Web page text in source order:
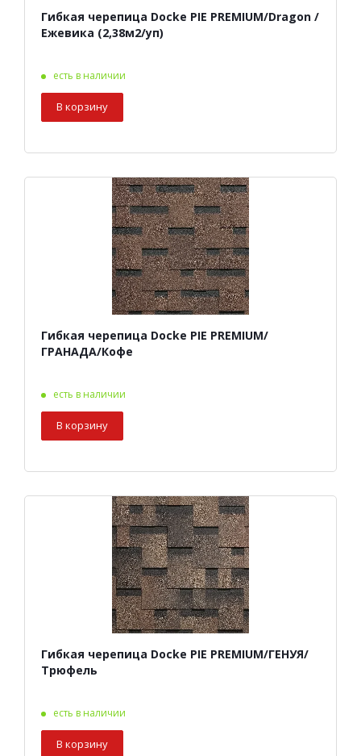
Гибкая черепица Docke PIE PREMIUM/Dragon /
Ежевика (2,38м2/уп)
есть в наличии
В корзину
Гибкая черепица Docke PIE PREMIUM/
ГРАНАДА/Кофе
есть в наличии
В корзину
Гибкая черепица Docke PIE PREMIUM/ГЕНУЯ/
Трюфель
есть в наличии
В корзину